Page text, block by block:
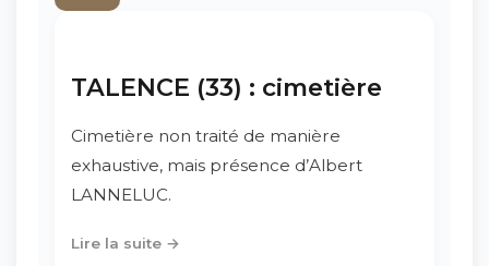
TALENCE (33) : cimetière
Cimetière non traité de manière
exhaustive, mais présence d’Albert
LANNELUC.
Lire la suite →